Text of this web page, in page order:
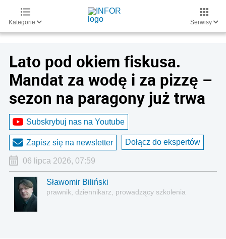
Kategorie Serwisy
Lato pod okiem fiskusa.
Mandat za wodę i za pizzę –
sezon na paragony już trwa
Subskrybuj nas na Youtube
Zapisz się na newsletter Dołącz do ekspertów
06 lipca 2026, 07:59
Sławomir Biliński
prawnik, dziennikarz, prowadzący szkolenia